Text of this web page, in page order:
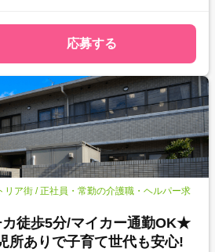
応募する
ア街 / 正社員・常勤の介護職・ヘルパー求
カ徒歩5分/マイカー通勤OK★
所ありで子育て世代も安心!